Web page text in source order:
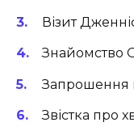
Візит
Знайомство
Запрошення
Звістка про